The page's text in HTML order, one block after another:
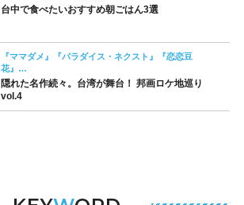
台中で食べたいおすすめ朝ごはん3選
『ママダメ』『パラダイス・ネクスト』『恋恋豆
花』…
隠れた名作続々。台湾が舞台！ 邦画ロケ地巡り
vol.4